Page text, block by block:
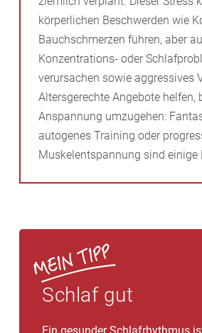
körperlichen Beschwerden wie
Bauchschmerzen führen, aber
Konzentrations- oder
verursachen sowie aggressives
Altersgerechte Angebote helfen,
Anspannung umzugehen:
autogenes Training oder
Muskelentspannung sind einige
Schlaf gut